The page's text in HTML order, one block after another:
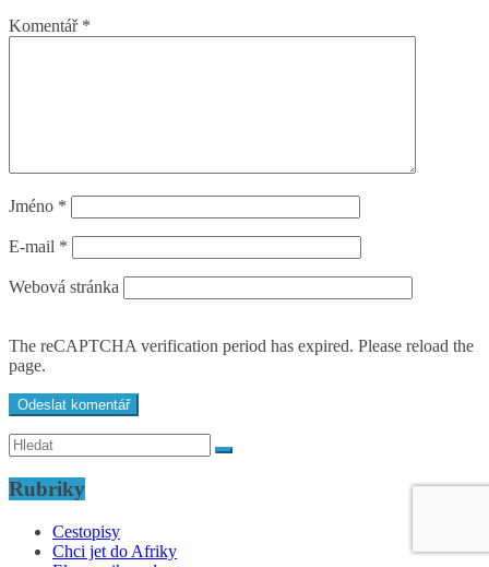
Komentář *
Jméno *
E-mail *
Webová stránka
The reCAPTCHA verification period has expired. Please reload the
page.
Rubriky
Cestopisy
Chci jet do Afriky